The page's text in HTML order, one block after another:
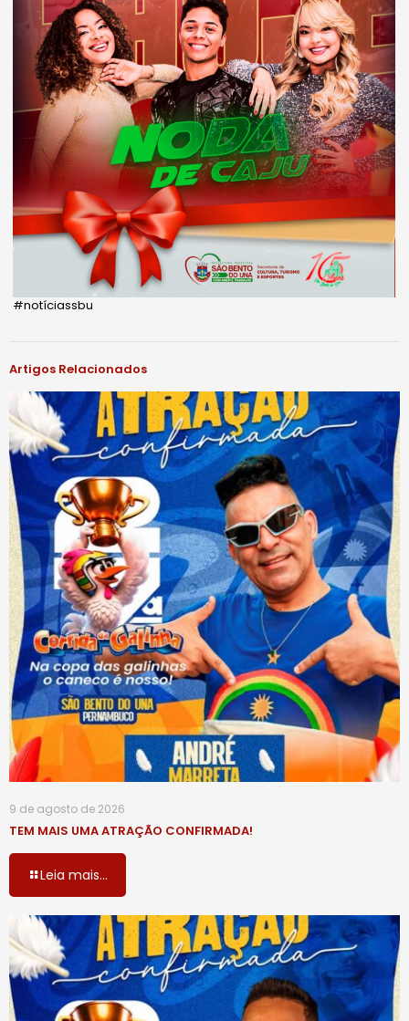
#notíciassbu
Artigos Relacionados
9 de agosto de 2026
TEM MAIS UMA ATRAÇÃO CONFIRMADA!
Leia mais...